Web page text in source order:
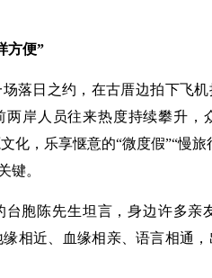
方便”
落日之约，在古厝边拍下飞
岸人员往来热度持续攀升，
化，乐享惬意的“微度假”“慢
键。
台胞陈先生坦言，身边许多亲
相近、血缘相亲、语言相通